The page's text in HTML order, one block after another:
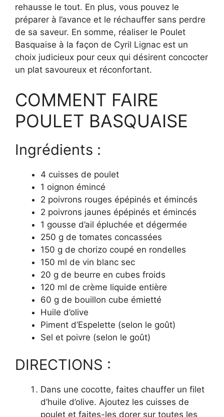
rehausse le tout. En plus, vous pouvez le
préparer à l’avance et le réchauffer sans perdre
de sa saveur. En somme, réaliser le Poulet
Basquaise à la façon de Cyril Lignac est un
choix judicieux pour ceux qui désirent concocter
un plat savoureux et réconfortant.
COMMENT FAIRE
POULET BASQUAISE
Ingrédients :
4 cuisses de poulet
1 oignon émincé
2 poivrons rouges épépinés et émincés
2 poivrons jaunes épépinés et émincés
1 gousse d’ail épluchée et dégermée
250 g de tomates concassées
150 g de chorizo coupé en rondelles
150 ml de vin blanc sec
20 g de beurre en cubes froids
120 ml de crème liquide entière
60 g de bouillon cube émietté
Huile d’olive
Piment d’Espelette (selon le goût)
Sel et poivre (selon le goût)
DIRECTIONS :
Dans une cocotte, faites chauffer un filet
d’huile d’olive. Ajoutez les cuisses de
poulet et faites-les dorer sur toutes les